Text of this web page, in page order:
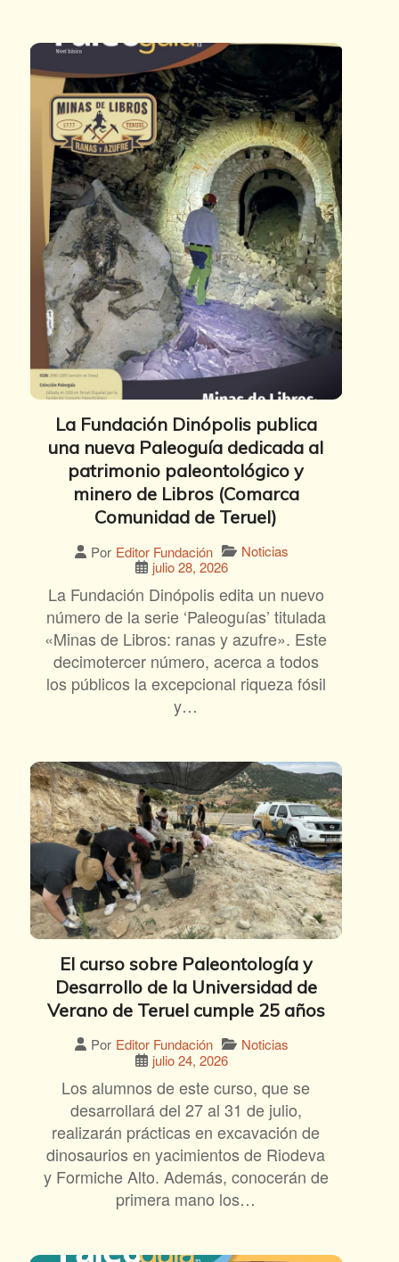
La Fundación Dinópolis publica
una nueva Paleoguía dedicada al
patrimonio paleontológico y
minero de Libros (Comarca
Comunidad de Teruel)
Por Editor Fundación
Noticias
julio 28, 2026
La Fundación Dinópolis edita un nuevo
número de la serie ‘Paleoguías’ titulada
«Minas de Libros: ranas y azufre». Este
decimotercer número, acerca a todos
los públicos la excepcional riqueza fósil
y…
El curso sobre Paleontología y
Desarrollo de la Universidad de
Verano de Teruel cumple 25 años
Por Editor Fundación
Noticias
julio 24, 2026
Los alumnos de este curso, que se
desarrollará del 27 al 31 de julio,
realizarán prácticas en excavación de
dinosaurios en yacimientos de Riodeva
y Formiche Alto. Además, conocerán de
primera mano los…